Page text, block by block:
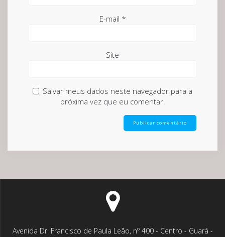
E-mail *
Site
Salvar meus dados neste navegador para a
próxima vez que eu comentar.
Avenida Dr. Francisco de Paula Leão, nº 400 - Centro - Guará -